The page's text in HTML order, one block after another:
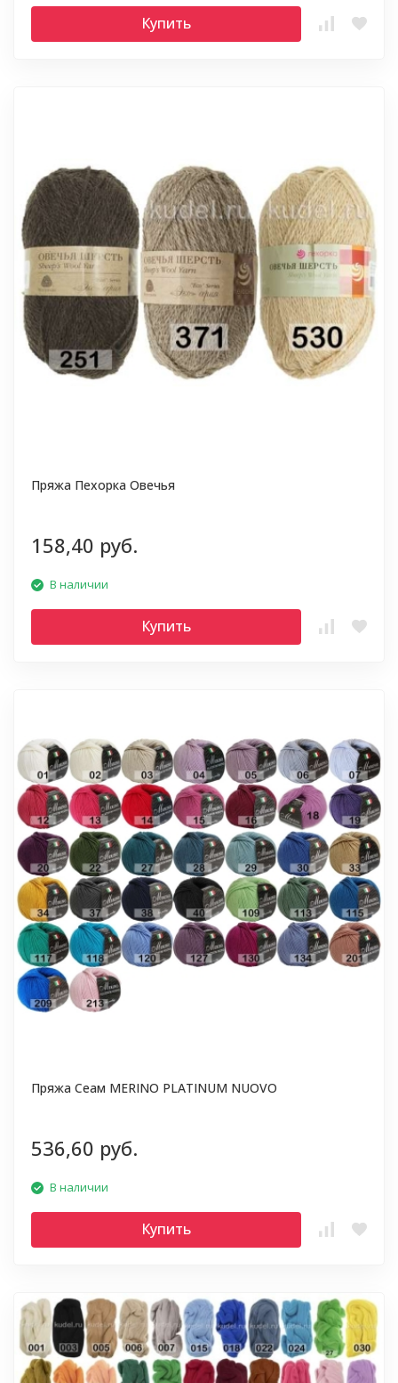
Купить
Пряжа Пехорка Овечья
158,40 руб.
В наличии
Купить
Пряжа Сеам MERINO PLATINUM NUOVO
536,60 руб.
В наличии
Купить